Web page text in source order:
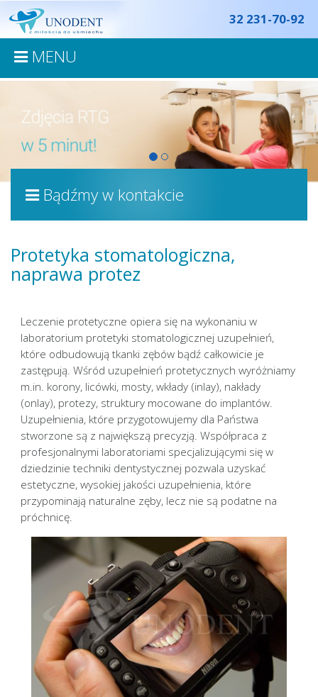
32 231-70-92
MENU
Bądźmy w kontakcie
Protetyka stomatologiczna,
naprawa protez
Leczenie protetyczne opiera się na wykonaniu w
laboratorium protetyki stomatologicznej uzupełnień,
które odbudowują tkanki zębów bądź całkowicie je
zastępują. Wśród uzupełnień protetycznych wyróżniamy
m.in. korony, licówki, mosty, wkłady (inlay), nakłady
(onlay), protezy, struktury mocowane do implantów.
Uzupełnienia, które przygotowujemy dla Państwa
stworzone są z największą precyzją. Współpraca z
profesjonalnymi laboratoriami specjalizującymi się w
dziedzinie techniki dentystycznej pozwala uzyskać
estetyczne, wysokiej jakości uzupełnienia, które
przypominają naturalne zęby, lecz nie są podatne na
próchnicę.